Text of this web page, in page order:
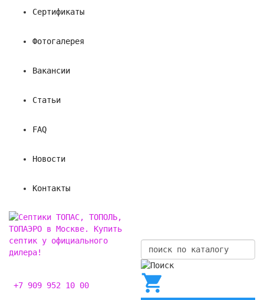
Сертификаты
Фотогалерея
Вакансии
Статьи
FAQ
Новости
Контакты
+7 909 952 10 00